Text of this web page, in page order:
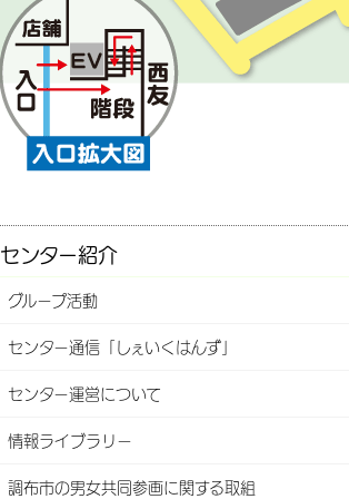
センター紹介
グループ活動
センター通信「しぇいくはんず」
センター運営について
情報ライブラリー
調布市の男女共同参画に関する取組